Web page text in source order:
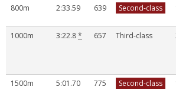
800m 2:33.59 639 Second-class
1000m
3:22.8* 657 Third-class
1500m
5:01.70 775 Second-class